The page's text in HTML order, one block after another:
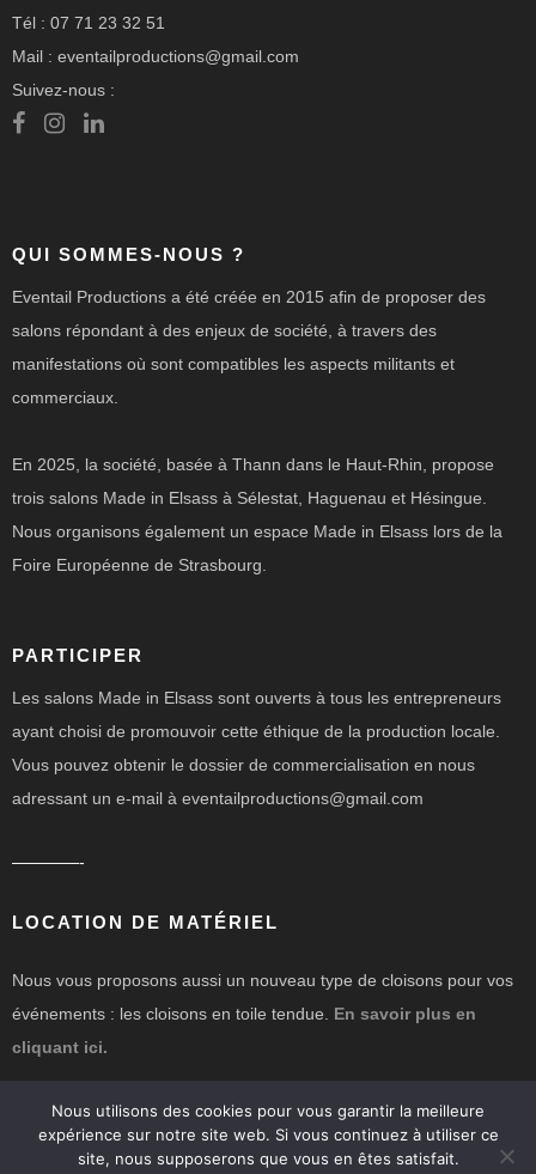
Tél : 07 71 23 32 51
Mail : eventailproductions@gmail.com
Suivez-nous :
QUI SOMMES-NOUS ?
Eventail Productions a été créée en 2015 afin de proposer des
salons répondant à des enjeux de société, à travers des
manifestations où sont compatibles les aspects militants et
commerciaux.
En 2025, la société, basée à Thann dans le Haut-Rhin, propose
trois salons Made in Elsass à Sélestat, Haguenau et Hésingue.
Nous organisons également un espace Made in Elsass lors de la
Foire Européenne de Strasbourg.
PARTICIPER
Les salons Made in Elsass sont ouverts à tous les entrepreneurs
ayant choisi de promouvoir cette éthique de la production locale.
Vous pouvez obtenir le dossier de commercialisation en nous
adressant un e-mail à eventailproductions@gmail.com
————-
LOCATION DE MATÉRIEL
Nous vous proposons aussi un nouveau type de cloisons pour vos
événements : les cloisons en toile tendue. En savoir plus en
cliquant ici.
Nous utilisons des cookies pour vous garantir la meilleure
expérience sur notre site web. Si vous continuez à utiliser ce
site, nous supposerons que vous en êtes satisfait.